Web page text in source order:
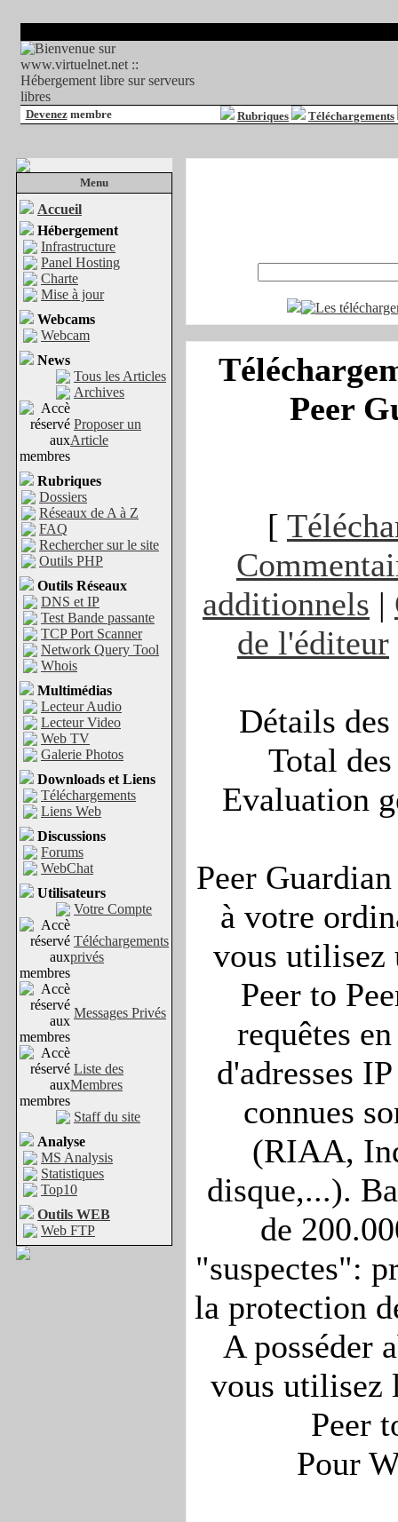
Devenezmembre Rubriques Téléchargements
Menu
Accueil
Hébergement
Infrastructure
Panel Hosting
Charte
Mise à jour
Webcams
Webcam
News
Tous les Articles
Archives
Proposer un
Article
Rubriques
Dossiers
Réseaux de A à Z
FAQ
Rechercher sur le site
Outils PHP
Outils Réseaux
DNS et IP
Test Bande passante
TCP Port Scanner
Network Query Tool
Whois
Multimédias
Lecteur Audio
Lecteur Video
Web TV
Galerie Photos
Downloads et Liens
Téléchargements
Liens Web
Discussions
Forums
WebChat
Utilisateurs
Votre Compte
Téléchargements
privés
Messages Privés
Liste des
Membres
Staff du site
Analyse
MS Analysis
Statistiques
Top10
Outils WEB
Web FTP
Peer
[
additionnels |
de l'éditeur
Détails
Total
Evaluation
Peer
à votre
vous utilisez
Peer to
requêtes
d'adresses
connues
(RIAA,
disque,...).
de
"suspectes":
la protection
A posséder
vous utilisez
Peer
Pour